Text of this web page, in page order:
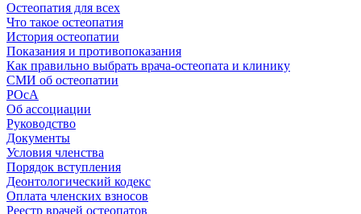
Остеопатия для всех
Что такое остеопатия
История остеопатии
Показания и противопоказания
Как правильно выбрать врача-остеопата и клинику
СМИ об остеопатии
РОсА
Об ассоциации
Руководство
Документы
Условия членства
Порядок вступления
Деонтологический кодекс
Оплата членских взносов
Реестр врачей остеопатов